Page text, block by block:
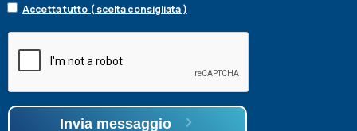
Accetta tutto ( scelta consigliata )
Invia messaggio